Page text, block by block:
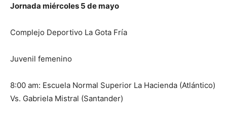
Jornada miércoles 5 de mayo
Complejo Deportivo La Gota Fría
Juvenil femenino
8:00 am: Escuela Normal Superior La Hacienda (Atlántico)
Vs. Gabriela Mistral (Santander)